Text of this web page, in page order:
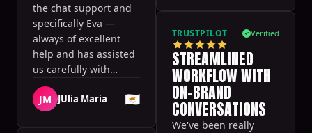
the chat support and
specifically Eva —
always of excellent
help and has assisted
us carefully with
everything we needed!
JM
JUlia Maria 🇨🇾
TRUSTPILOT Verified
STREAMLINED
WORKFLOW WITH
ON-BRAND
CONVERSATIONS
We've been really